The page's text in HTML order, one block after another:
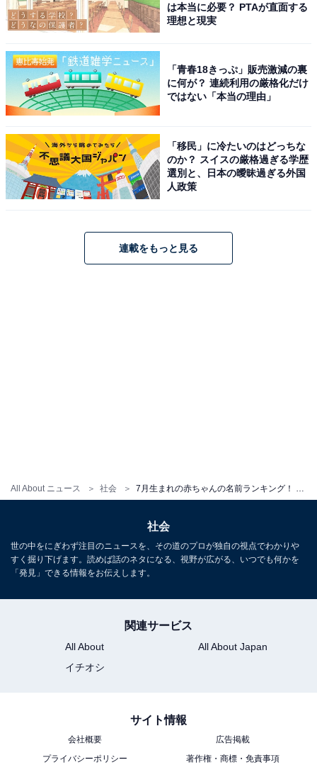
All About ニュース 社会
字」ランキング
7月生まれの男の子の赤ちゃんに人気の名前の「漢字」」ランキング
しています。7月に大きく順位を上げた漢字は「夏」と
「海」。夏らしい漢字は毎年夏生まれの赤ちゃんに多く
名づけられる傾向があり、女の子の赤ちゃんでも10位に
は本当に必要？ PTAが直面する
理想と現実
「青春18きっぷ」販売激減の裏
に何が？ 連続利用の厳格化だけ
ではない「本当の理由」
「移民」に冷たいのはどっちな
のか？ スイスの厳格過ぎる学歴
選別と、日本の曖昧過ぎる外国
人政策
連載をもっと見る
社会
世の中をにぎわず注目のニュースを、その道のプロが独自の視点でわかりや
すく掘り下げます。読めば話のネタになる、視野が広がる、いつでも何かを
「発見」できる情報をお伝えします。
関連サービス
All About
All About Japan
イチオシ
サイト情報
会社概要
広告掲載
プライバシーポリシー
著作権・商標・免責事項